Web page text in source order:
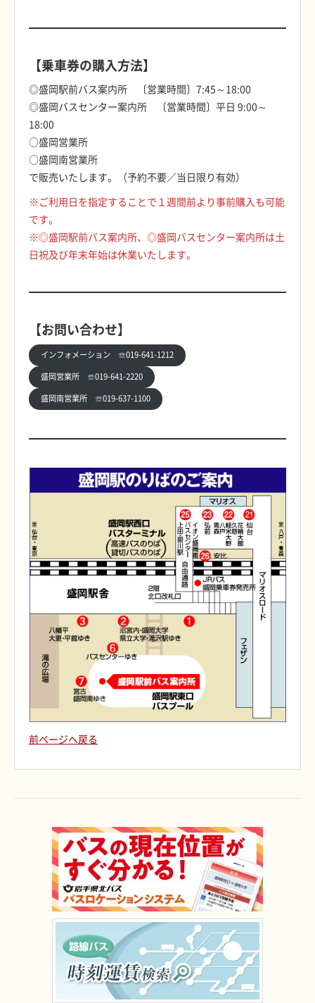
【乗車券の購入方法】
◎盛岡駅前バス案内所 〔営業時間〕7:45～18:00
◎盛岡バスセンター案内所 〔営業時間〕平日 9:00～
18:00
○盛岡営業所
○盛岡南営業所
で販売いたします。（予約不要／当日限り有効）
※ご利用日を指定することで１週間前より事前購入も可能
です。
※◎盛岡駅前バス案内所、◎盛岡バスセンター案内所は土
日祝及び年末年始は休業いたします。
【お問い合わせ】
インフォメーション ☏019-641-1212
盛岡営業所 ☏019-641-2220
盛岡南営業所 ☏019-637-1100
前ページへ戻る